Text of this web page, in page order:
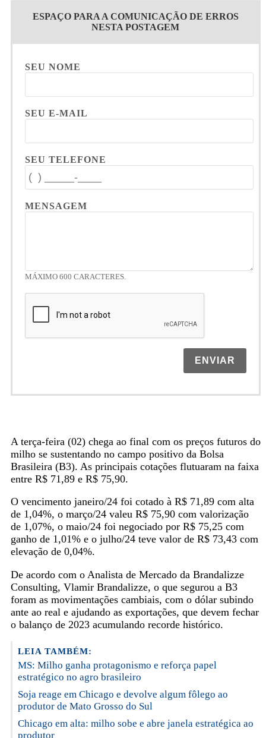
ESPAÇO PARA A COMUNICAÇÃO DE ERROS
NESTA POSTAGEM
SEU NOME
SEU E-MAIL
SEU TELEFONE
MENSAGEM
MÁXIMO 600 CARACTERES.
ENVIAR
A terça-feira (02) chega ao final com os preços futuros do
milho se sustentando no campo positivo da Bolsa
Brasileira (B3). As principais cotações flutuaram na faixa
entre R$ 71,89 e R$ 75,90.
O vencimento janeiro/24 foi cotado à R$ 71,89 com alta
de 1,04%, o março/24 valeu R$ 75,90 com valorização
de 1,07%, o maio/24 foi negociado por R$ 75,25 com
ganho de 1,01% e o julho/24 teve valor de R$ 73,43 com
elevação de 0,04%.
De acordo com o Analista de Mercado da Brandalizze
Consulting, Vlamir Brandalizze, o que segurou a B3
foram as movimentações cambiais, com o dólar subindo
ante ao real e ajudando as exportações, que devem fechar
o balanço de 2023 acumulando recorde histórico.
LEIA TAMBÉM:
MS: Milho ganha protagonismo e reforça papel
estratégico no agro brasileiro
Soja reage em Chicago e devolve algum fôlego ao
produtor de Mato Grosso do Sul
Chicago em alta: milho sobe e abre janela estratégica ao
produtor